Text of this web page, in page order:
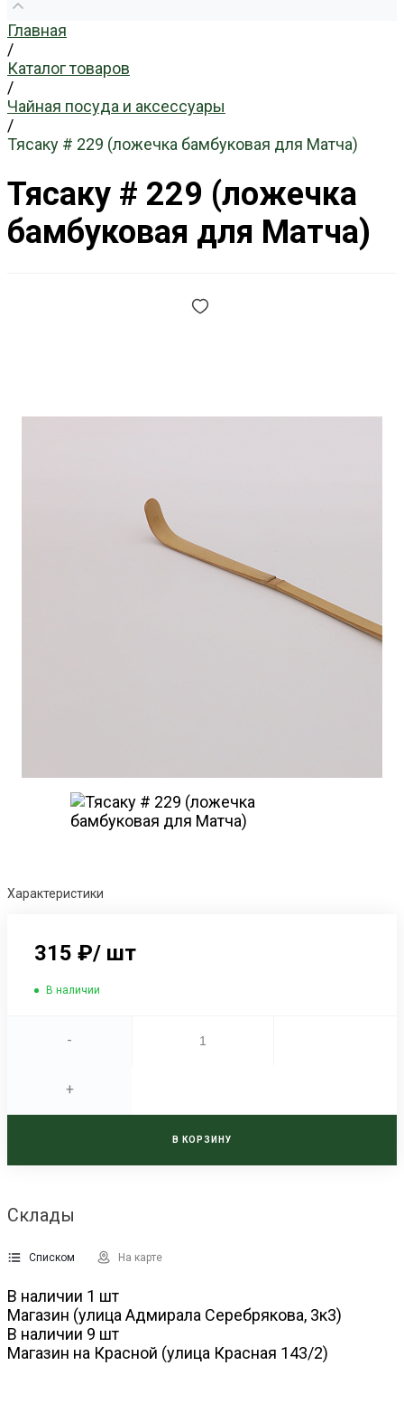
Главная
/
Каталог товаров
/
Чайная посуда и аксессуары
/
Тясаку # 229 (ложечка бамбуковая для Матча)
Тясаку # 229 (ложечка
бамбуковая для Матча)
Характеристики
315 ₽/ шт
В наличии
-
+
В КОРЗИНУ
Склады
Списком На карте
В наличии 1 шт
Магазин (улица Адмирала Серебрякова, 3к3)
В наличии 9 шт
Магазин на Красной (улица Красная 143/2)